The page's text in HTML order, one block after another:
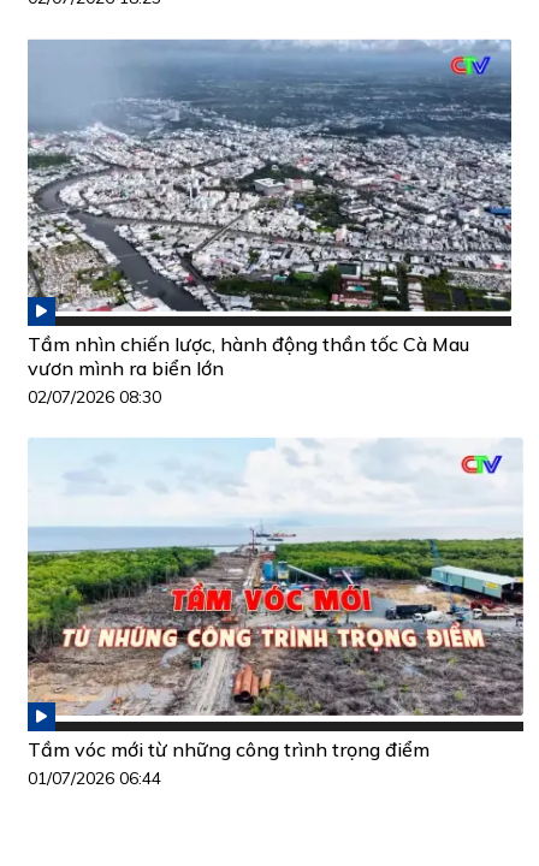
Tầm nhìn chiến lược, hành động thần tốc Cà Mau
vươn mình ra biển lớn
02/07/2026 08:30
Tầm vóc mới từ những công trình trọng điểm
01/07/2026 06:44